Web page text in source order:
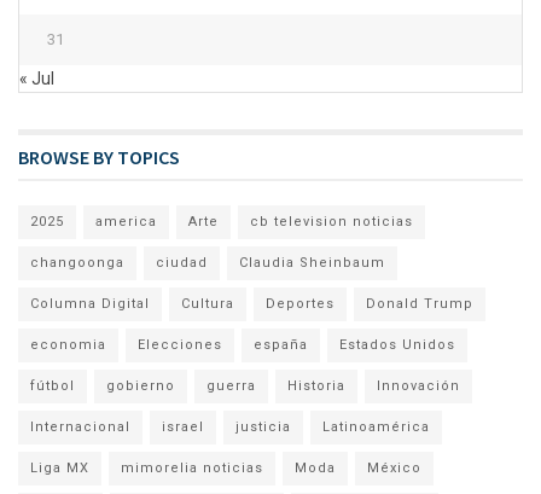
31
« Jul
BROWSE BY TOPICS
2025 america Arte cb television noticias
changoonga ciudad Claudia Sheinbaum
Columna Digital Cultura Deportes Donald Trump
economia Elecciones españa Estados Unidos
fútbol gobierno guerra Historia Innovación
Internacional israel justicia Latinoamérica
Liga MX mimorelia noticias Moda México